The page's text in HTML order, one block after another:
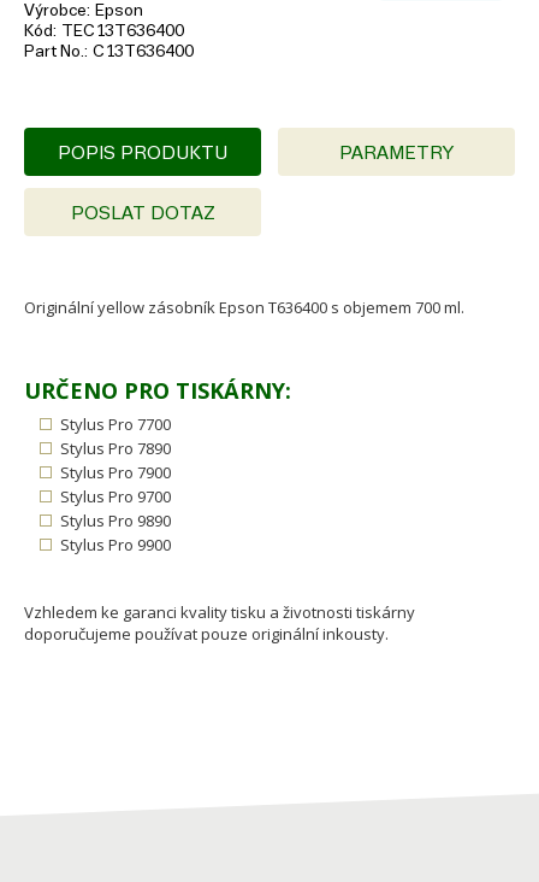
Výrobce
Epson
Kód
TEC13T636400
Part No. C13T636400
POPIS PRODUKTU PARAMETRY
POSLAT DOTAZ
Originální yellow zásobník Epson T636400 s objemem 700 ml.
URČENO PRO TISKÁRNY:
Stylus Pro 7700
Stylus Pro 7890
Stylus Pro 7900
Stylus Pro 9700
Stylus Pro 9890
Stylus Pro 9900
Vzhledem ke garanci kvality tisku a životnosti tiskárny
doporučujeme používat pouze originální inkousty.